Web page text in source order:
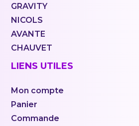
GRAVITY
NICOLS
AVANTE
CHAUVET
LIENS UTILES
Mon compte
Panier
Commande